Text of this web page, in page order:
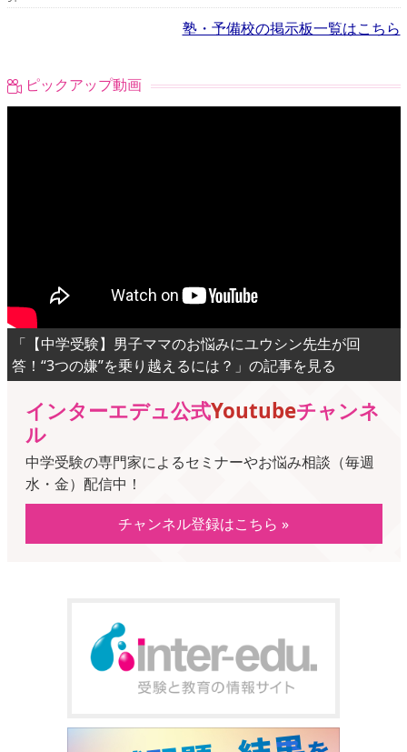
塾・予備校の掲示板一覧はこちら
ピックアップ動画
「【中学受験】男子ママのお悩みにユウシン先生が回
答！“3つの嫌”を乗り越えるには？」の記事を見る
インターエデュ公式Youtubeチャンネ
ル
中学受験の専門家によるセミナーやお悩み相談（毎週
水・金）配信中！
チャンネル登録はこちら »